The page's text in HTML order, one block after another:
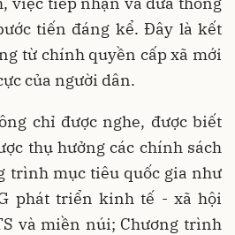
tiến đáng kể. Đây là kết
từ chính quyền cấp xã mới
của người dân.
chỉ được nghe, được biết
thụ hưởng các chính sách
trình mục tiêu quốc gia như
phát triển kinh tế - xã hội
và miền núi; Chương trình